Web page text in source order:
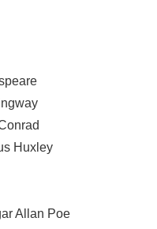
Huxley
Allan Poe